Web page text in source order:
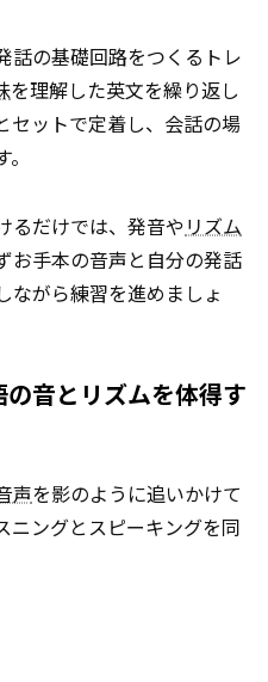
話の基礎回路をつくるトレ
を理解した英文を繰り返し
セットで定着し、会話の場
るだけでは、発音やリズム
お手本の音声と自分の発話
ながら練習を進めましょ
音とリズムを体得す
声を影のように追いかけて
ニングとスピーキングを同